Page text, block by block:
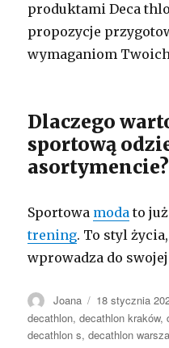
produktami Deca
propozycje
wymaganiom
Dlaczego
sportową
asortymencie?
Sportowa moda to
trening. To styl
wprowadza do
Autor
Joana Opublikowano
18 stycznia
decathlon,decathlon kraków,
decathlon s,decathlon